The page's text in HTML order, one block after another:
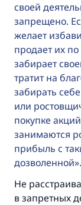
своей
запрещено.
желает
продает их
забирает
тратит на
забирать
или
покупке
занимаются
прибыль с
дозволенной
Не
в запретных